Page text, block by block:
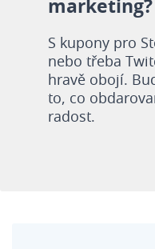
marketing?
S kupony pro
nebo třeba
hravě obojí.
to, co
radost.